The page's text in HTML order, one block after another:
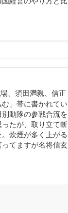
、須田満親、信正
」帯に書かれてい
動隊の参戦合流を
たが、取り立て斬
炊煙が多く上がる
てますが名将信玄